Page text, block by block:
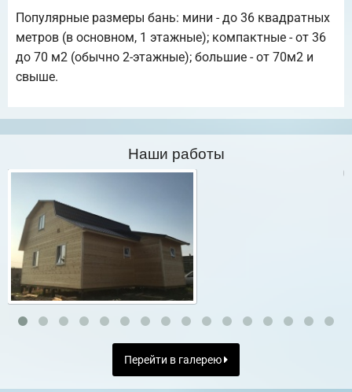
Популярные размеры бань: мини - до 36 квадратных
метров (в основном, 1 этажные); компактные - от 36
до 70 м2 (обычно 2-этажные); большие - от 70м2 и
свыше.
Наши работы
Перейти в галерею